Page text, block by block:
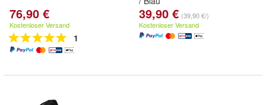
76,90 €
Kostenloser Versand
1
39,90 € (39,90 €/)
Kostenloser Versand